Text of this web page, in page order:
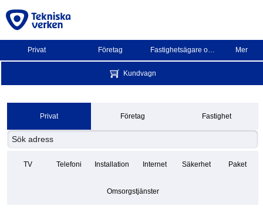
Privat Företag Fastighetsägare och BRF Mer
Kundvagn
Privat Företag Fastighet
TV Telefoni Installation Internet Säkerhet Paket
Omsorgstjänster